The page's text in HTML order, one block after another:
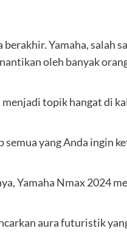
Yamaha, salah
oleh banyak
topik hangat di
yang Anda ingin
Yamaha Nmax 2024
aura futuristik